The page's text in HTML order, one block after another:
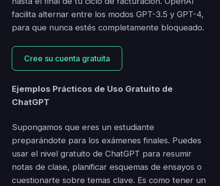
facilita alternar entre los modos GPT-3.5 y GPT-4,
para que nunca estés completamente bloqueado.
Cree su cuenta gratuita
Ejemplos Prácticos de Uso Gratuito de
ChatGPT
Supongamos que eres un estudiante
preparándote para los exámenes finales. Puedes
usar el nivel gratuito de ChatGPT para resumir
notas de clase, planificar esquemas de ensayos o
cuestionarte sobre temas clave. Es como tener un